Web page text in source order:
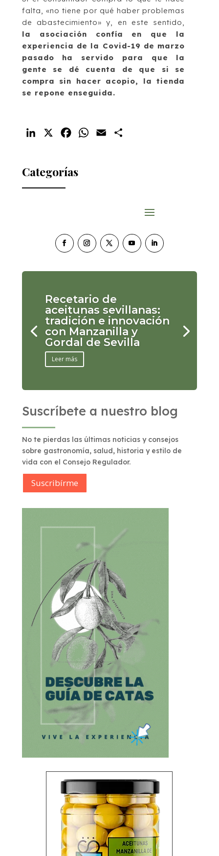
falta, «no tiene por qué haber problemas
de abastecimiento» y, en este sentido,
la asociación confía en que la
experiencia de la Covid-19 de marzo
pasado ha servido para que la
gente se dé cuenta de que si se
compra sin hacer acopio, la tienda
se repone enseguida.
LinkedIn FacebookWhatsApp
Email
Categorías
Recetario de
aceitunas sevillanas:
tradición e innovación
con Manzanilla y
Gordal de Sevilla
Leer más
Suscríbete a nuestro blog
No te pierdas las últimas noticias y consejos
sobre gastronomía, salud, historia y estilo de
vida con el Consejo Regulador.
Suscribírme